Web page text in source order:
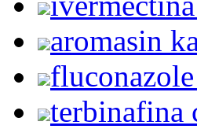
aromasin
terbinafina